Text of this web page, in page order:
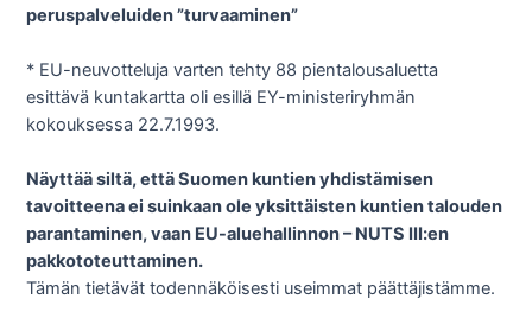
peruspalveluiden ”turvaaminen”
* EU-neuvotteluja varten tehty 88 pientalousaluetta
esittävä kuntakartta oli esillä EY-ministeriryhmän
kokouksessa 22.7.1993.
Näyttää siltä, että Suomen kuntien yhdistämisen
tavoitteena ei suinkaan ole yksittäisten kuntien talouden
parantaminen, vaan EU-aluehallinnon – NUTS III:en
pakkototeuttaminen.
Tämän tietävät todennäköisesti useimmat päättäjistämme.